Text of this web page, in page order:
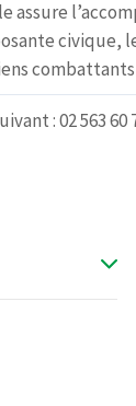
assure
: 02 563 60